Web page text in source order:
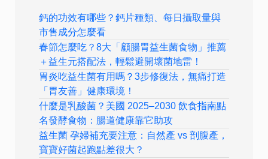
鈣的功效有哪些？鈣片種類、每日攝取量與
市售成分怎麼看
春節怎麼吃？8大「顧腸胃益生菌食物」推薦
＋益生元搭配法，輕鬆避開壞菌地雷！
胃炎吃益生菌有用嗎？3步修復法，無痛打造
「胃友善」健康環境！
什麼是乳酸菌？美國 2025–2030 飲食指南點
名發酵食物：腸道健康靠它助攻
益生菌 孕婦補充要注意：自然產 vs 剖腹產，
寶寶好菌起跑點差很大？